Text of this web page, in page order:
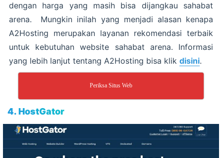
dengan harga yang masih bisa dijangkau sahabat
arena. Mungkin inilah yang menjadi alasan kenapa
A2Hosting merupakan layanan rekomendasi terbaik
untuk kebutuhan website sahabat arena. Informasi
yang lebih lanjut tentang A2Hosting bisa klik disini.
Periksa Situs Web
4. HostGator